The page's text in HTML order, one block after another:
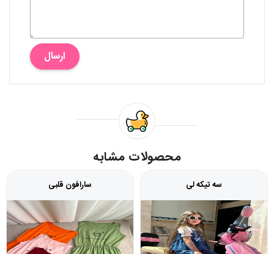
ارسال
محصولات مشابه
سه تیکه لی سارافون قلبی